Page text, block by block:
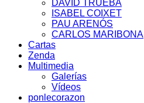
DAVID TRUEBA
ISABEL COIXET
PAU ARENÓS
CARLOS MARIBONA
Cartas
Zenda
Multimedia
Galerías
Vídeos
ponlecorazon